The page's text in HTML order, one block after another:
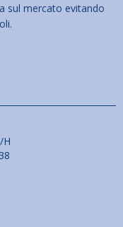
sul mercato evitando
H